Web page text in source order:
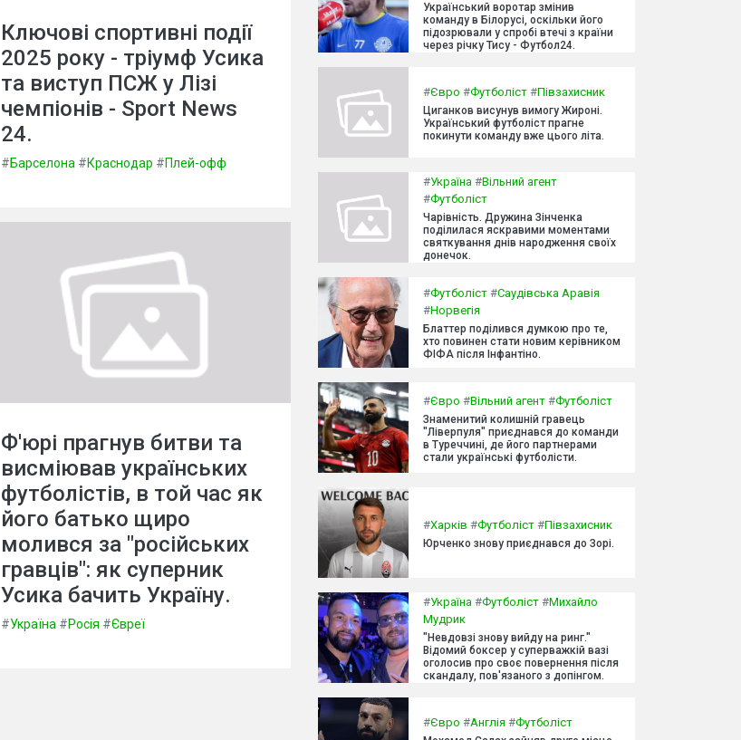
Ключові спортивні події
2025 року - тріумф Усика
та виступ ПСЖ у Лізі
чемпіонів - Sport News
24.
#Барселона #Краснодар #Плей-офф
Ф'юрі прагнув битви та
висміював українських
футболістів, в той час як
його батько щиро
молився за "російських
гравців": як суперник
Усика бачить Україну.
#Україна #Росія #Євреї
Український воротар змінив
команду в Білорусі, оскільки його
підозрювали у спробі втечі з країни
через річку Тису - Футбол24.
#Євро #Футболіст #Півзахисник
Циганков висунув вимогу Жироні.
Український футболіст прагне
покинути команду вже цього літа.
#Україна #Вільний агент
#Футболіст
Чарівність. Дружина Зінченка
поділилася яскравими моментами
святкування днів народження своїх
донечок.
#Футболіст #Саудівська Аравія
#Норвегія
Блаттер поділився думкою про те,
хто повинен стати новим керівником
ФІФА після Інфантіно.
#Євро #Вільний агент #Футболіст
Знаменитий колишній гравець
"Ліверпуля" приєднався до команди
в Туреччині, де його партнерами
стали українські футболісти.
#Харків #Футболіст #Півзахисник
Юрченко знову приєднався до Зорі.
#Україна #Футболіст #Михайло
Мудрик
"Невдовзі знову вийду на ринг."
Відомий боксер у суперважкій вазі
оголосив про своє повернення після
скандалу, пов'язаного з допінгом.
#Євро #Англія #Футболіст